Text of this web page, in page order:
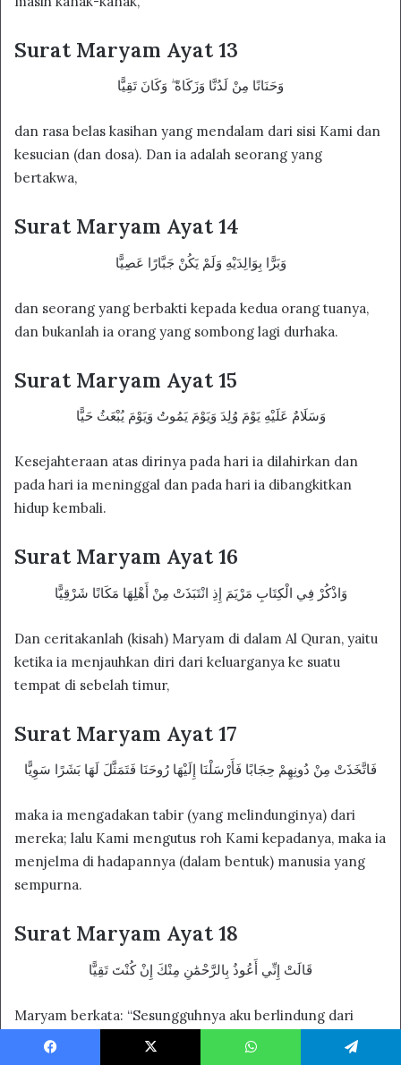
Surat Maryam Ayat 13
وَحَنَانًا مِنْ لَدُنَّا وَزَكَاةً ۖ وَكَانَ تَقِيًّا
dan rasa belas kasihan yang mendalam dari sisi Kami dan
kesucian (dan dosa). Dan ia adalah seorang yang
bertakwa,
Surat Maryam Ayat 14
وَبَرًّا بِوَالِدَيْهِ وَلَمْ يَكُنْ جَبَّارًا عَصِيًّا
dan seorang yang berbakti kepada kedua orang tuanya,
dan bukanlah ia orang yang sombong lagi durhaka.
Surat Maryam Ayat 15
وَسَلَامٌ عَلَيْهِ يَوْمَ وُلِدَ وَيَوْمَ يَمُوتُ وَيَوْمَ يُبْعَثُ حَيًّا
Kesejahteraan atas dirinya pada hari ia dilahirkan dan
pada hari ia meninggal dan pada hari ia dibangkitkan
hidup kembali.
Surat Maryam Ayat 16
وَاذْكُرْ فِي الْكِتَابِ مَرْيَمَ إِذِ انْتَبَذَتْ مِنْ أَهْلِهَا مَكَانًا شَرْقِيًّا
Dan ceritakanlah (kisah) Maryam di dalam Al Quran, yaitu
ketika ia menjauhkan diri dari keluarganya ke suatu
tempat di sebelah timur,
Surat Maryam Ayat 17
فَاتَّخَذَتْ مِنْ دُونِهِمْ حِجَابًا فَأَرْسَلْنَا إِلَيْهَا رُوحَنَا فَتَمَثَّلَ لَهَا بَشَرًا سَوِيًّا
maka ia mengadakan tabir (yang melindunginya) dari
mereka; lalu Kami mengutus roh Kami kepadanya, maka ia
menjelma di hadapannya (dalam bentuk) manusia yang
sempurna.
Surat Maryam Ayat 18
قَالَتْ إِنِّي أَعُوذُ بِالرَّحْمَٰنِ مِنْكَ إِنْ كُنْتَ تَقِيًّا
Maryam berkata: “Sesungguhnya aku berlindung dari
padamu kepada Tuhan Yang Maha pemurah, jika kamu